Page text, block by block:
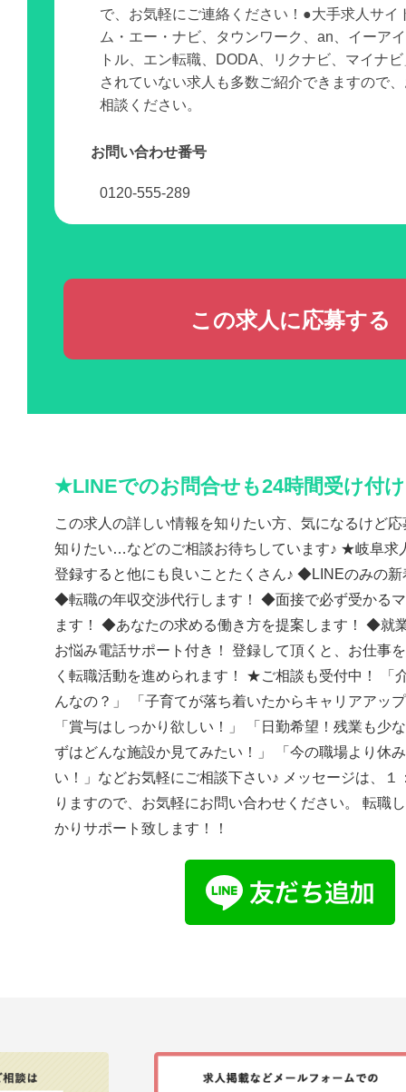
で、お気軽にご連絡ください！●大手求人サイ
ム・エー・ナビ、タウンワーク、an、イーア
トル、エン転職、DODA、リクナビ、マイナ
されていない求人も多数ご紹介できますので
相談ください。
お問い合わせ番号
0120-555-289
この求人に応募する
★LINEでのお問合せも24時間受け付
この求人の詳しい情報を知りたい方、気になるけど
知りたい…などのご相談お待ちしています♪ ★岐阜求
登録すると他にも良いことたくさん♪ ◆LINEのみの
◆転職の年収交渉代行します！ ◆面接で必ず受かる
ます！ ◆あなたの求める働き方を提案します！ ◆就
お悩み電話サポート付き！ 登録して頂くと、お仕事
く転職活動を進められます！ ★ご相談も受付中！ 「
んなの？」 「子育てが落ち着いたからキャリアアッ
「賞与はしっかり欲しい！」 「日勤希望！残業も少
ずはどんな施設か見てみたい！」 「今の職場より休
い！」などお気軽にご相談下さい♪ メッセージは、１
りますので、お気軽にお問い合わせください。 転職
かりサポート致します！！